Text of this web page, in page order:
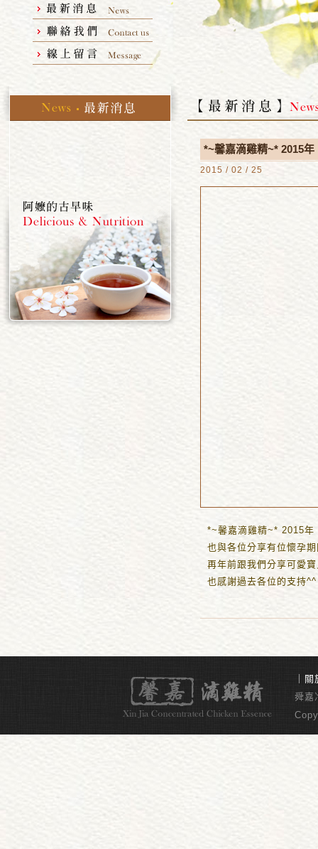
*~馨嘉滴雞精~* 2015
2015 / 02 / 25
*~馨嘉滴雞精~* 2015
也與各位分享有位懷孕
再年前跟我們分享可愛
也感謝過去各位的支持^^
舜嘉
關